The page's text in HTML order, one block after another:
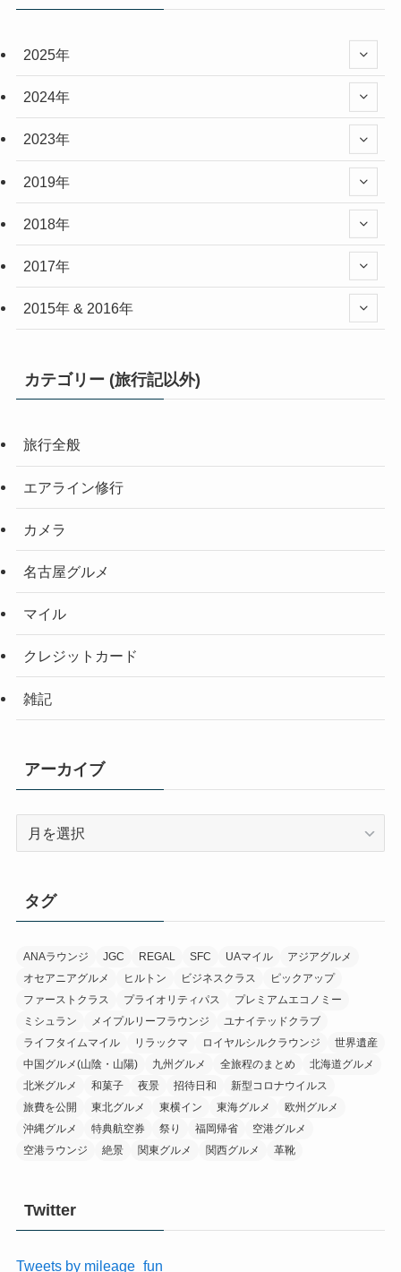
2025年
2024年
2023年
2019年
2018年
2017年
2015年 & 2016年
カテゴリー (旅行記以外)
旅行全般
エアライン修行
カメラ
名古屋グルメ
マイル
クレジットカード
雑記
アーカイブ
ブ
タグ
ANAラウンジ JGC REGAL SFC UAマイル
アジアグルメ
オセアニアグルメ
ヒルトン ビジネスクラス
ピックアップ
ファーストクラス
プライオリティパス
プレミアムエコノミー
ミシュラン
メイプルリーフラウンジ
ユナイテッドクラブ
ライフタイムマイル
リラックマ ロイヤルシルクラウンジ
世界遺産
中国グルメ(山陰・山陽)
九州グルメ 全旅程のまとめ
北海道グルメ
北米グルメ
和菓子 夜景 招待日和
新型コロナウイルス
旅費を公開
東北グルメ 東横イン 東海グルメ
欧州グルメ
沖縄グルメ
特典航空券 祭り 福岡帰省
空港グルメ
空港ラウンジ
絶景 関東グルメ 関西グルメ 革靴
Twitter
Tweets by mileage_fun